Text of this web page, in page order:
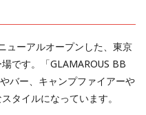
ューアルオープンした、東京
です。「GLAMAROUS BB
バー、キャンプファイアーや
タイルになっています。